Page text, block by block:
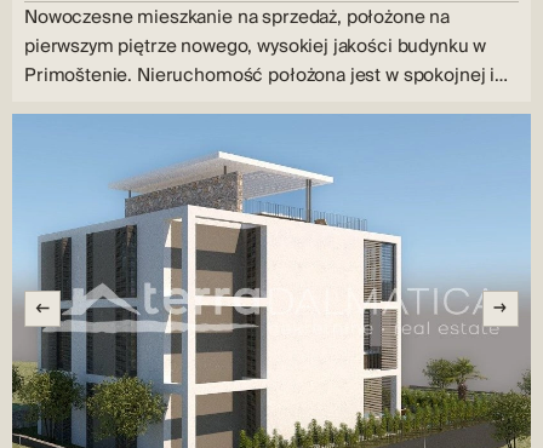
Nowoczesne mieszkanie na sprzedaż, położone na
pierwszym piętrze nowego, wysokiej jakości budynku w
Primoštenie. Nieruchomość położona jest w spokojnej i…